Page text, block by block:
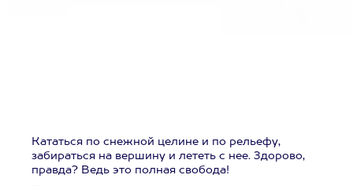
Кататься по снежной целине и по рельефу,
забираться на вершину и лететь с нее. Здорово,
правда? Ведь это полная свобода!